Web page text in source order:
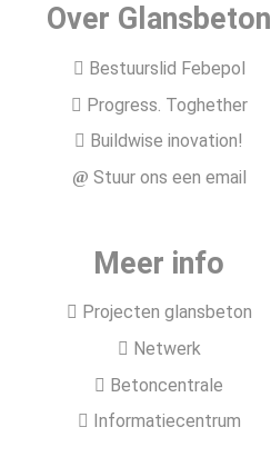
Over Glansbeton
Bestuurslid Febepol
Progress. Toghether
Buildwise inovation!
Stuur ons een email
Meer info
Projecten glansbeton
Netwerk
Betoncentrale
Informatiecentrum